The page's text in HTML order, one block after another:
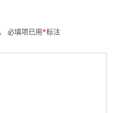
必填项已用*标注